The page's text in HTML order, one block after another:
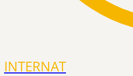
INTERNAT